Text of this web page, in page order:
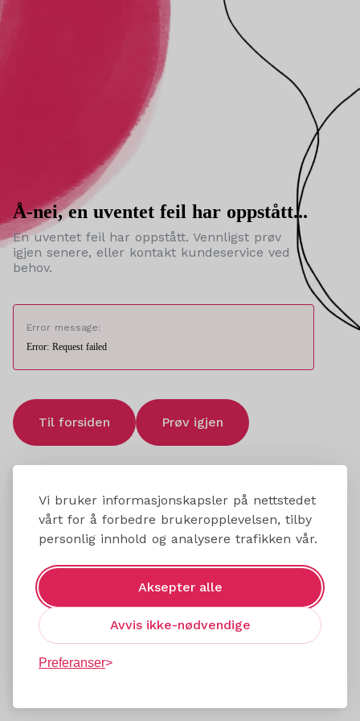
Vi bruker informasjonskapsler på nettstedet
vårt for å forbedre brukeropplevelsen, tilby
personlig innhold og analysere trafikken vår.
Aksepter alle
Avvis ikke-nødvendige
Preferanser
Å-nei, en uventet feil har oppstått...
En uventet feil har oppstått. Vennligst prøv
igjen senere, eller kontakt kundeservice ved
behov.
Error message:
Error: Request failed
Til forsiden Prøv igjen